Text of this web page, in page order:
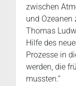
zwischen
und Ozeanen
Thomas
Hilfe des
Prozesse in
werden, die
mussten.“